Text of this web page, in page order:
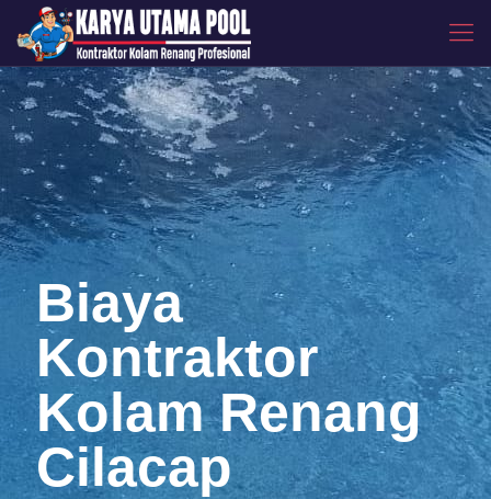
Biaya
Kontraktor
Kolam Renang
Cilacap